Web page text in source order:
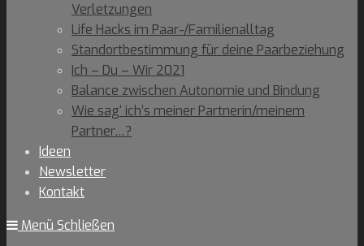
Verletzungen
Life Hacks im Paar-/Familienalltag
Standortbestimmung für deine Paarbeziehung
Ich – Du – Wir 2021
Balance zwischen Autonomie und Bindung
Wie sag‘ ich’s meiner Partnerin/meinem
Partner…?
Ideen
Newsletter
Kontakt
Menü Schließen